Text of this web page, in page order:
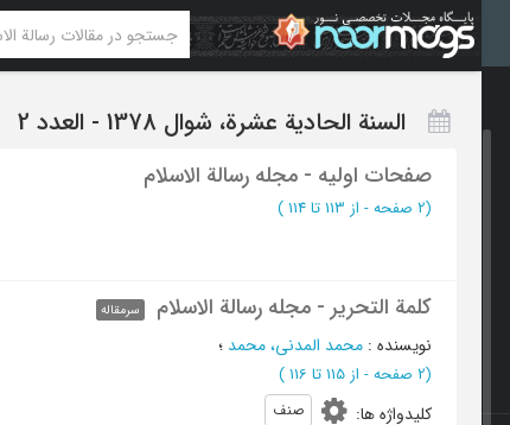
السنة الحادیة عشرة، شوال 1378 - العدد 2
صفحات اولیه - مجله رسالة الاسلام
(‎2 صفحه - از 113 تا 114 )
کلمة التحریر - مجله رسالة الاسلام سرمقاله
نویسنده : محمد المدنی، محمد ؛
(‎2 صفحه - از 115 تا 116 )
کلیدواژه ها: صنف